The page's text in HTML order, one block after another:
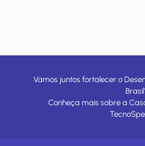
Vamos juntos fortalecer o
Conheça mais sobre a